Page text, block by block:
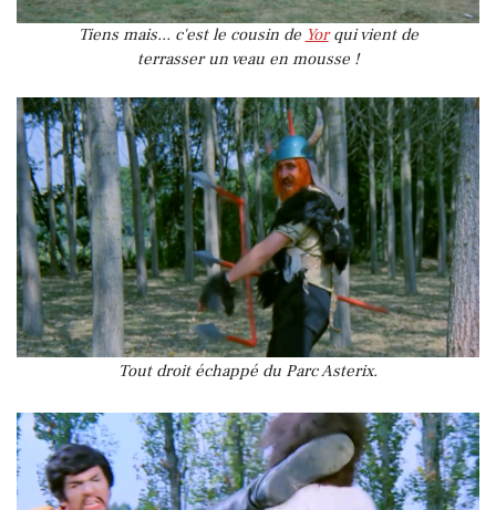
Tiens mais... c'est le cousin de Yorqui vient de
terrasser un veau en mousse !
Tout droit échappé du Parc Asterix.